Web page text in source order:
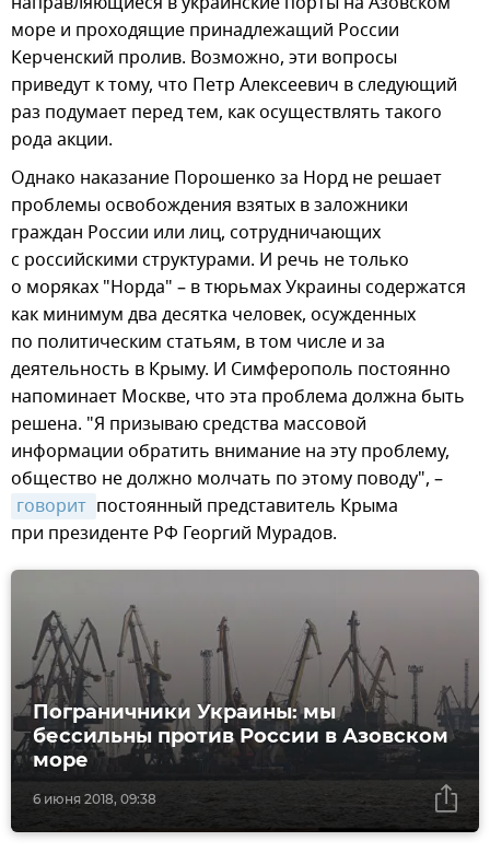
море и проходящие принадлежащий России
Керченский пролив. Возможно, эти вопросы
приведут к тому, что Петр Алексеевич в следующий
раз подумает перед тем, как осуществлять такого
рода акции.
Однако наказание Порошенко за Норд не решает
проблемы освобождения взятых в заложники
граждан России или лиц, сотрудничающих
с российскими структурами. И речь не только
о моряках "Норда" – в тюрьмах Украины содержатся
как минимум два десятка человек, осужденных
по политическим статьям, в том числе и за
деятельность в Крыму. И Симферополь постоянно
напоминает Москве, что эта проблема должна быть
решена. "Я призываю средства массовой
информации обратить внимание на эту проблему,
общество не должно молчать по этому поводу", –
говорит постоянный представитель Крыма
при президенте РФ Георгий Мурадов.
6 июня 2018, 09:38
Пограничники Украины: мы
бессильны против России в Азовском
море